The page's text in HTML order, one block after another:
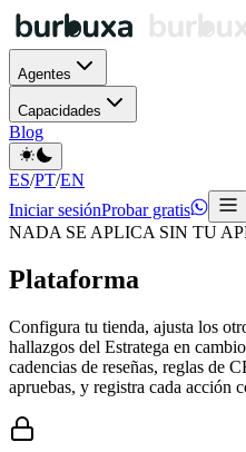
Agentes
Capacidades
Blog
ES/PT/EN
Iniciar sesiónProbar gratis
NADA SE APLICA SIN TU
Plataforma
Configura tu tienda, ajusta los
hallazgos del Estratega en
cadencias de reseñas, reglas de
apruebas, y registra cada acción